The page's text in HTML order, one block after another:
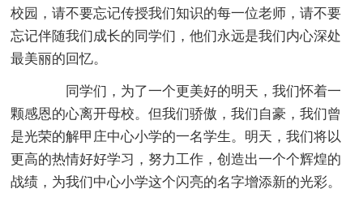
校园，请不要忘记传授我们知识的每一位老师，请不要
忘记伴随我们成长的同学们，他们永远是我们内心深处
最美丽的回忆。
同学们，为了一个更美好的明天，我们怀着一
颗感恩的心离开母校。但我们骄傲，我们自豪，我们曾
是光荣的解甲庄中心小学的一名学生。明天，我们将以
更高的热情好好学习，努力工作，创造出一个个辉煌的
战绩，为我们中心小学这个闪亮的名字增添新的光彩。